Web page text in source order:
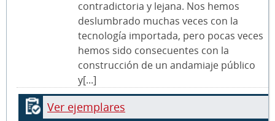
contradictoria y lejana. Nos hemos
deslumbrado muchas veces con la
tecnología importada, pero pocas veces
hemos sido consecuentes con la
construcción de un andamiaje público
y[...]
Ver ejemplares